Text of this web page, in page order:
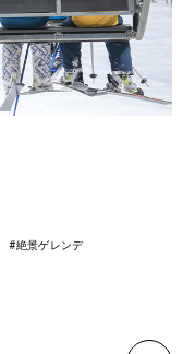
#絶景ゲレンデ